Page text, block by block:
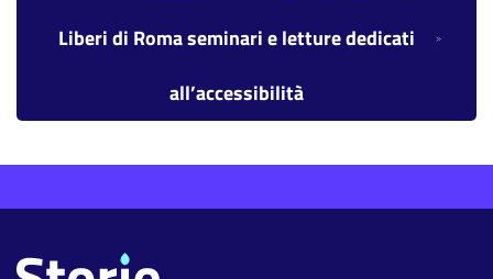
Liberi di Roma seminari e letture dedicati
all’accessibilità